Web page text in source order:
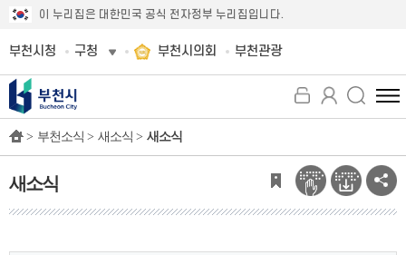
이 누리집은 대한민국 공식 전자정부 누리집입니다.
부천시청 구청 부천시의회 부천관광
전
체
뉴
보
기
> 부천소식 > 새소식 > 새소식
새소식